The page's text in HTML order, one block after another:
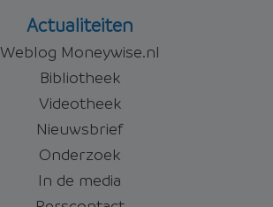
Actualiteiten
Weblog Moneywise.nl
Bibliotheek
Videotheek
Nieuwsbrief
Onderzoek
In de media